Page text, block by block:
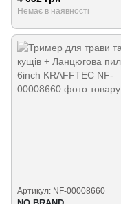
Немає в наявності
Артикул: NF-00008660